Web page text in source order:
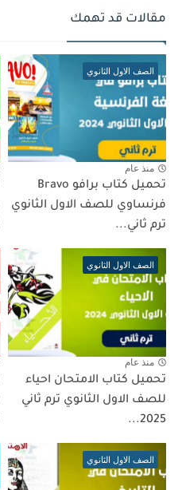
مقالات قد تهمك
الصف الاول الثانوي
منذ عام
تحميل كتاب برافو Bravo
فرنساوي للصف الاول الثانوي
ترم ثاني...
الصف الاول الثانوي
منذ عام
تحميل كتاب الامتحان احياء
للصف الاول الثانوي ترم ثاني
2025...
الصف الاول الثانوي